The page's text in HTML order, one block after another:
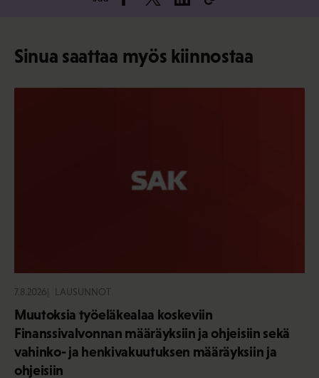
Sinua saattaa myös kiinnostaa
7.8.2026 LAUSUNNOT
Muutoksia työeläkealaa koskeviin
Finanssivalvonnan määräyksiin ja ohjeisiin sekä
vahinko- ja henkivakuutuksen määräyksiin ja
ohjeisiin